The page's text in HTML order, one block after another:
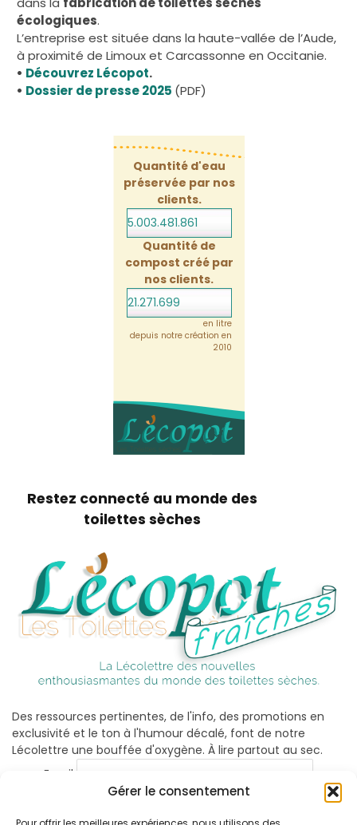
Gérer le consentement
écologiques.
L’entreprise est située dans la haute-vallée de l’Aude,
à proximité de Limoux et Carcassonne en Occitanie.
• Découvrez Lécopot.
• Dossier de presse 2025 (PDF)
Quantité d'eau
préservée par nos
clients.
5.003.481.904
Quantité de
compost créé par
nos clients.
21.271.699
en litre
depuis notre création en
2010
Restez connecté au monde des
toilettes sèches
Des ressources pertinentes, de l'info, des promotions en
exclusivité et le ton à l'humour décalé, font de notre
Lécolettre une bouffée d'oxygène. À lire partout au sec.
Email